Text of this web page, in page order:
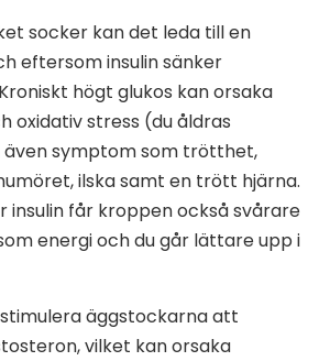
socker kan det leda till en
eftersom insulin sänker
högt glukos kan orsaka
oxidativ stress (du åldras
symptom som trötthet,
ilska samt en trött hjärna.
insulin får kroppen också svårare
energi och du går lättare upp i
äggstockarna att
vilket kan orsaka